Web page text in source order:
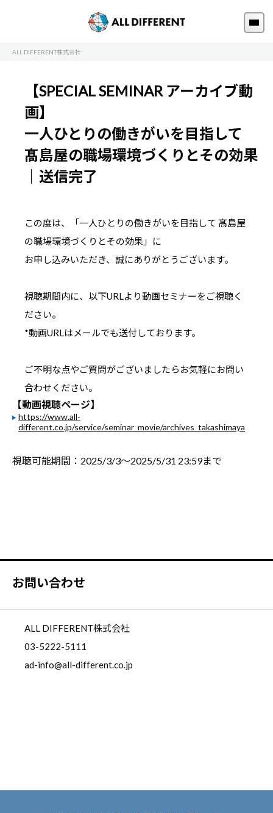
ALL DIFFERENT株式会社
【SPECIAL SEMINAR アーカイブ動
画】
一人ひとりの働きがいを目指して
髙島屋の職場環境づくりとその効果
｜送信完了
この度は、「一人ひとりの働きがいを目指して 髙島屋
の職場環境づくりとその効果」に
お申し込みいただき、誠にありがとうございます。
視聴期間内に、以下URLより動画セミナーをご視聴く
ださい。
*動画URLはメールでも送付しております。
ご不明な点やご質問がございましたらお気軽にお問い
合わせください。
【動画視聴ページ】
https://www.all-
different.co.jp/service/seminar_movie/archives_takashimaya
視聴可能期間：2025/3/3～2025/5/31 23:59まで
お問い合わせ
ALL DIFFERENT株式会社
03-5222-5111
ad-info@all-different.co.jp